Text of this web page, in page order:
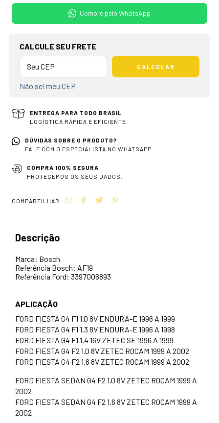
Compre pelo WhatsApp
OPÇÕES DE FRETE
CALCULE SEU FRETE
CALCULAR
Não sei meu CEP
ENTREGA PARA TODO BRASIL
LOGÍSTICA RÁPIDA E EFICIENTE.
DÚVIDAS SOBRE O PRODUTO?
FALE COM O ESPECIALISTA NO WHATSAPP.
COMPRA 100% SEGURA
PROTEGEMOS OS SEUS DADOS.
COMPARTILHAR
Descrição
Marca: Bosch
Referência Bosch: AF19
Referência Ford: 3397006893
APLICAÇÃO
FORD FIESTA G4 F1 1.0 8V ENDURA-E 1996 A 1999
FORD FIESTA G4 F1 1.3 8V ENDURA-E 1996 A 1998
FORD FIESTA G4 F1 1.4 16V ZETEC SE 1996 A 1999
FORD FIESTA G4 F2 1.0 8V ZETEC ROCAM 1999 A 2002
FORD FIESTA G4 F2 1.6 8V ZETEC ROCAM 1999 A 2002
FORD FIESTA SEDAN G4 F2 1.0 8V ZETEC ROCAM 1999 A
2002
FORD FIESTA SEDAN G4 F2 1.6 8V ZETEC ROCAM 1999 A
2002